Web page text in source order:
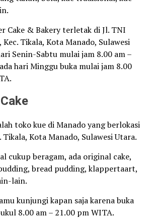
Cake & Bakery terletak di Jl. TNI
Tikala, Kota Manado, Sulawesi
Senin-Sabtu mulai jam 8.00 am –
hari Minggu buka mulai jam 8.00
toko kue di Manado yang berlokasi
Tikala, Kota Manado, Sulawesi Utara.
cukup beragam, ada original cake,
bread pudding, klappertaart,
lain.
kunjungi kapan saja karena buka
8.00 am – 21.00 pm WITA.